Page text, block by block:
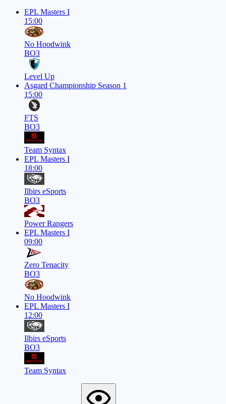
EPL Masters I
15:00
No Hoodwink
BO3
Level Up
Asgard Championship Season 1
15:00
FTS
BO3
Team Syntax
EPL Masters I
18:00
Ilbirs eSports
BO3
Power Rangers
EPL Masters I
09:00
Zero Tenacity
BO3
No Hoodwink
EPL Masters I
12:00
Ilbirs eSports
BO3
Team Syntax